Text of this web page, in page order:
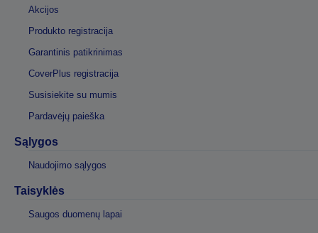
Akcijos
Produkto registracija
Garantinis patikrinimas
CoverPlus registracija
Susisiekite su mumis
Pardavėjų paieška
Sąlygos
Naudojimo sąlygos
Taisyklės
Saugos duomenų lapai